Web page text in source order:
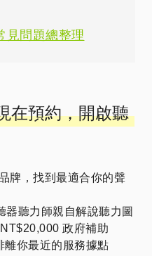
見問題總整理
在預約，開啟聽
牌，找到最適合你的聲
器聽力師親自解說聽力圖
NT$20,000 政府補助
離你最近的服務據點